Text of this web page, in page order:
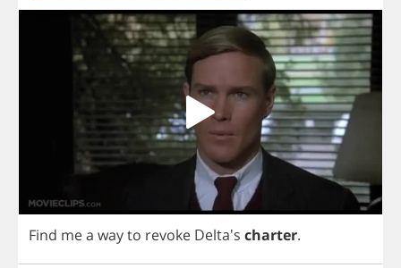
Find mea wayto revoke Delta's charter.